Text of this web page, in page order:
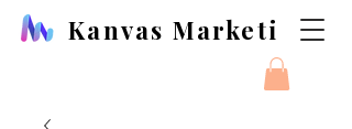
Kanvas Marketi